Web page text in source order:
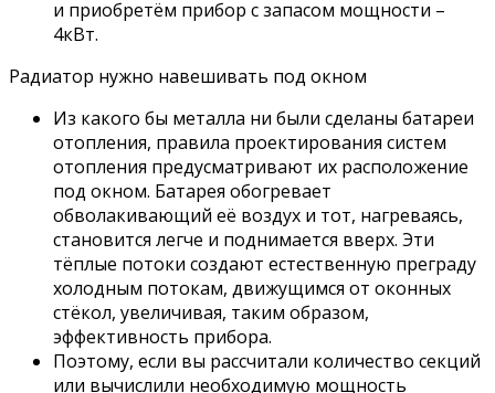
и приобретём прибор с запасом мощности –
4кВт.
Радиатор нужно навешивать под окном
Из какого бы металла ни были сделаны батареи
отопления, правила проектирования систем
отопления предусматривают их расположение
под окном. Батарея обогревает
обволакивающий её воздух и тот, нагреваясь,
становится легче и поднимается вверх. Эти
тёплые потоки создают естественную преграду
холодным потокам, движущимся от оконных
стёкол, увеличивая, таким образом,
эффективность прибора.
Поэтому, если вы рассчитали количество секций
или вычислили необходимую мощность